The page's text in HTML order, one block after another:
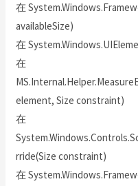
在
availableSize)
在
在
element, Size constraint)
在
rride(Size constraint)
在